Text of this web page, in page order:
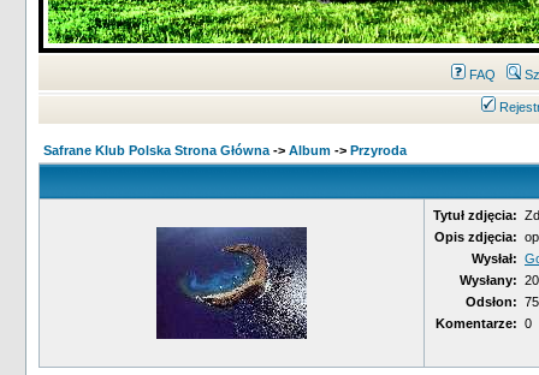
FAQ
Safrane Klub Polska Strona Główna -> Album -> Przyroda
Tytuł zdjęcia:
Opis zdjęcia:
Wysłał:
Wysłany:
Odsłon: 75
Komentarze: 0